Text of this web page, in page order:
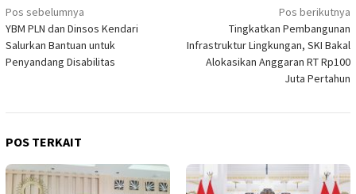
Navigasi
pos
Pos sebelumnya
YBM PLN dan Dinsos Kendari
Salurkan Bantuan untuk
Penyandang Disabilitas
Pos berikutnya
Tingkatkan Pembangunan
Infrastruktur Lingkungan, SKI Bakal
Alokasikan Anggaran RT Rp100
Juta Pertahun
POS TERKAIT